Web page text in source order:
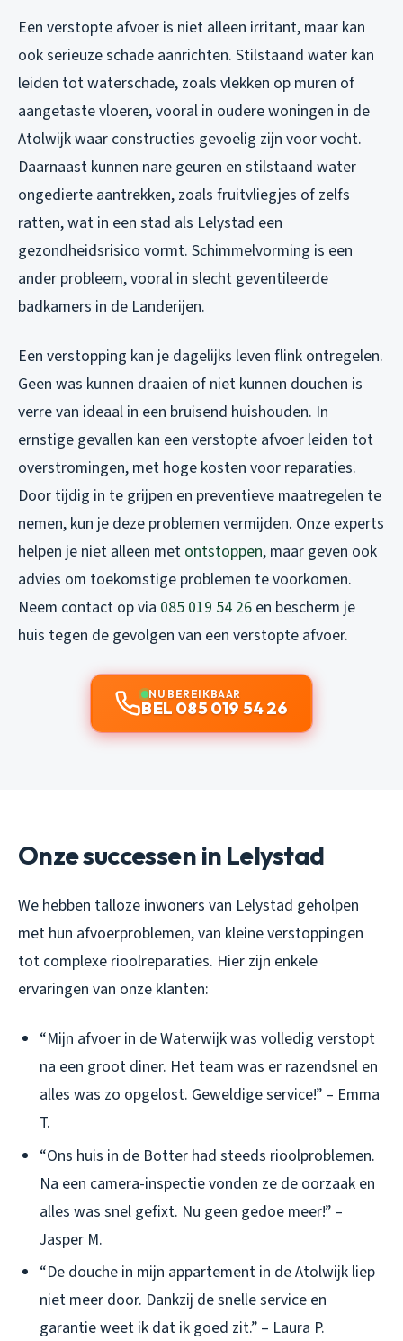
Een verstopte afvoer is niet alleen irritant, maar kan
ook serieuze schade aanrichten. Stilstaand water kan
leiden tot waterschade, zoals vlekken op muren of
aangetaste vloeren, vooral in oudere woningen in de
Atolwijk waar constructies gevoelig zijn voor vocht.
Daarnaast kunnen nare geuren en stilstaand water
ongedierte aantrekken, zoals fruitvliegjes of zelfs
ratten, wat in een stad als Lelystad een
gezondheidsrisico vormt. Schimmelvorming is een
ander probleem, vooral in slecht geventileerde
badkamers in de Landerijen.
Een verstopping kan je dagelijks leven flink ontregelen.
Geen was kunnen draaien of niet kunnen douchen is
verre van ideaal in een bruisend huishouden. In
ernstige gevallen kan een verstopte afvoer leiden tot
overstromingen, met hoge kosten voor reparaties.
Door tijdig in te grijpen en preventieve maatregelen te
nemen, kun je deze problemen vermijden. Onze experts
helpen je niet alleen met ontstoppen, maar geven ook
advies om toekomstige problemen te voorkomen.
Neem contact op via 085 019 54 26 en bescherm je
huis tegen de gevolgen van een verstopte afvoer.
NU BEREIKBAAR
BEL 085 019 54 26
Onze successen in Lelystad
We hebben talloze inwoners van Lelystad geholpen
met hun afvoerproblemen, van kleine verstoppingen
tot complexe rioolreparaties. Hier zijn enkele
ervaringen van onze klanten:
“Mijn afvoer in de Waterwijk was volledig verstopt
na een groot diner. Het team was er razendsnel en
alles was zo opgelost. Geweldige service!” – Emma
T.
“Ons huis in de Botter had steeds rioolproblemen.
Na een camera-inspectie vonden ze de oorzaak en
alles was snel gefixt. Nu geen gedoe meer!” –
Jasper M.
“De douche in mijn appartement in de Atolwijk liep
niet meer door. Dankzij de snelle service en
garantie weet ik dat ik goed zit.” – Laura P.